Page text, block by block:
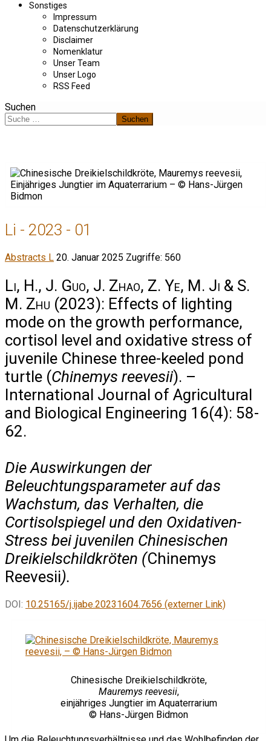
Sonstiges
Impressum
Datenschutzerklärung
Disclaimer
Nomenklatur
Unser Team
Unser Logo
RSS Feed
Suchen
Suchen
Li - 2023 - 01
Abstracts L 20. Januar 2025 Zugriffe: 560
Li, H., J. Guo, J. Zhao, Z. Ye, M. Ji & S.
M. Zhu (2023): Effects of lighting
mode on the growth performance,
cortisol level and oxidative stress of
juvenile Chinese three-keeled pond
turtle (Chinemys reevesii). –
International Journal of Agricultural
and Biological Engineering 16(4): 58-
62.
Die Auswirkungen der
Beleuchtungsparameter auf das
Wachstum, das Verhalten, die
Cortisolspiegel und den Oxidativen-
Stress bei juvenilen Chinesischen
Dreikielschildkröten (Chinemys
Reevesii).
DOI: 10.25165/j.ijabe.20231604.7656 (externer Link)
Chinesische Dreikielschildkröte,
Mauremys reevesii,
einjähriges Jungtier im Aquaterrarium
© Hans-Jürgen Bidmon